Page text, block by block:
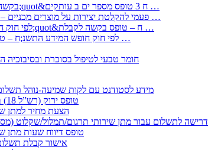
: בקשה לפטור מחובת התקנת מז;quot&ח 3 טופס מספר ים ב עותקים …
) ( פעמי להקלטת יצירות על מוצרים מכניים – טופס בקשה לאישור חד …
) 1998 ( לפי חוק חופש המידע התשנ;quot&ח – טופס בקשה לקבלת …
) 1998 ( לפי חוק חופש המידע התשנ;ח – טופס בקשה לקבלת …
חומר טבעי לטיפול בסוכרת ובסיבוכיה
2350 – מידע לסטודנט עם לקות שמיעה-נוהל
טופס ירוק (רש”ל 18) בקשה להוצאת רישיון נהיגה
2352 – הצעת מחיר
2355 דרישה לתשלום עבור מתן שירותי תרגום/תמלול/שקלוט
2356 – טופס דיווח שעות
2357 – אישור קבלת